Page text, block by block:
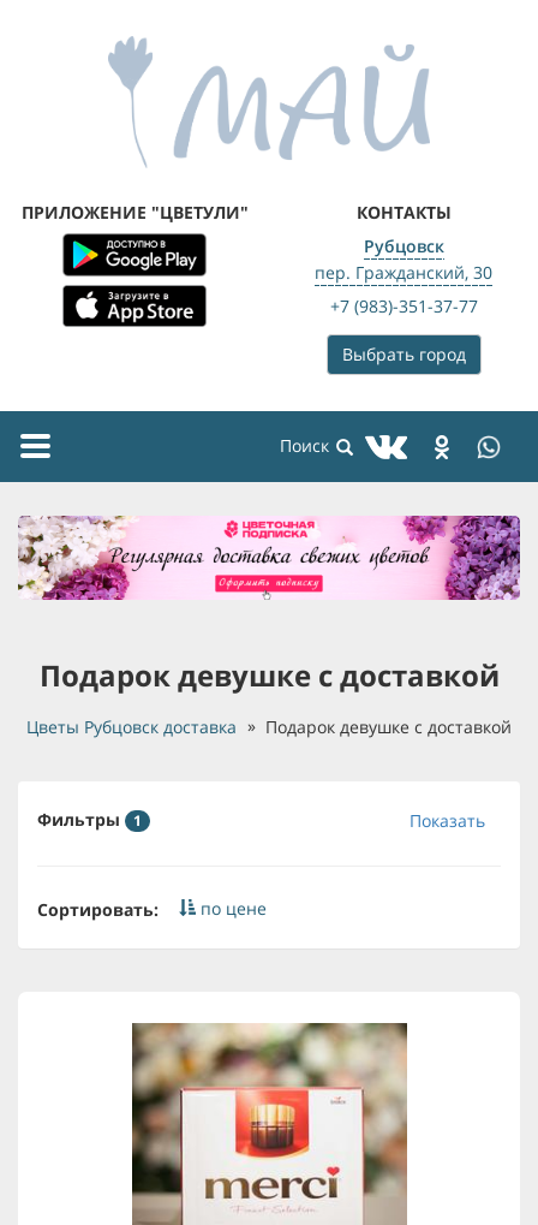
ПРИЛОЖЕНИЕ "ЦВЕТУЛИ"
КОНТАКТЫ
Рубцовск
пер. Гражданский, 30
+7 (983)-351-37-77
Выбрать город
Toggle
Подарок девушке с доставкой
Цветы Рубцовск доставка Подарок девушке с доставкой
Фильтры 1 Показать
Сортировать: по цене